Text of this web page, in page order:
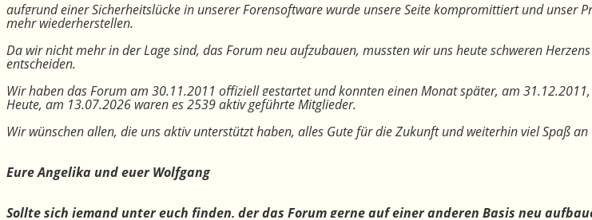
aufgrund einer Sicherheitslücke in unserer Forensoftware wurde unsere Seite kompromittiert und unser
mehr wiederherstellen.
Da wir nicht mehr in der Lage sind, das Forum neu aufzubauen, mussten wir uns heute schweren
entscheiden.
Wir haben das Forum am 30.11.2011 offiziell gestartet und konnten einen Monat später, am
Heute, am 13.07.2026 waren es 2539 aktiv geführte Mitglieder.
Wir wünschen allen, die uns aktiv unterstützt haben, alles Gute für die Zukunft und weiterhin viel Spaß
Eure Angelika und euer Wolfgang
Sollte sich jemand unter euch finden, der das Forum gerne auf einer anderen Basis neu